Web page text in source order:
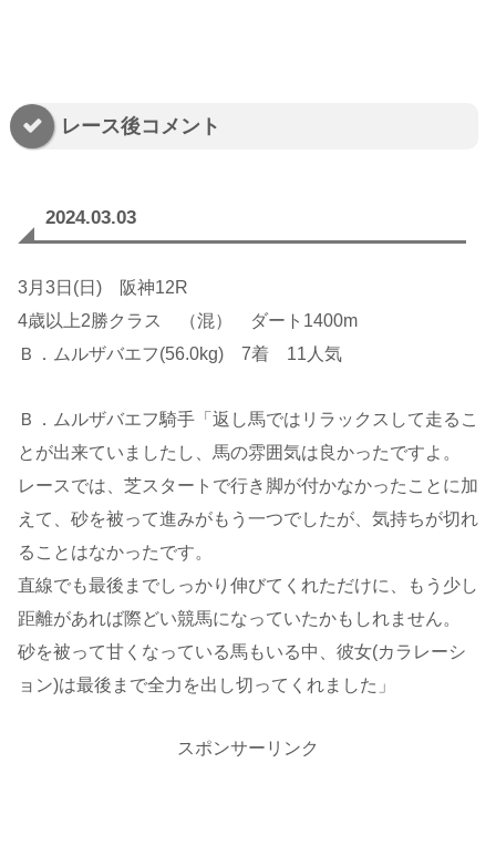
レース後コメント
2024.03.03
3月3日(日) 阪神12R
4歳以上2勝クラス （混） ダート1400m
Ｂ．ムルザバエフ(56.0kg) 7着 11人気
Ｂ．ムルザバエフ騎手「返し馬ではリラックスして走るこ
とが出来ていましたし、馬の雰囲気は良かったですよ。
レースでは、芝スタートで行き脚が付かなかったことに加
えて、砂を被って進みがもう一つでしたが、気持ちが切れ
ることはなかったです。
直線でも最後までしっかり伸びてくれただけに、もう少し
距離があれば際どい競馬になっていたかもしれません。
砂を被って甘くなっている馬もいる中、彼女(カラレーシ
ョン)は最後まで全力を出し切ってくれました」
スポンサーリンク